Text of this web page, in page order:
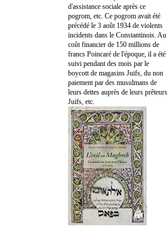
d'assistance sociale après ce
pogrom, etc. Ce pogrom avait été
précédé le 3 août 1934 de violents
incidents dans le Constantinois. Au
coût financier de 150 millions de
francs Poincaré de l'époque, il a été
suivi pendant des mois par le
boycott de magasins Juifs, du non
paiement par des musulmans de
leurs dettes auprès de leurs prêteurs
Juifs, etc.